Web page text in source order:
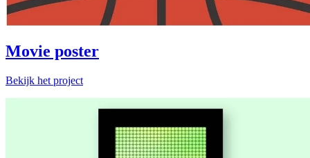
Movie poster
Bekijk het project